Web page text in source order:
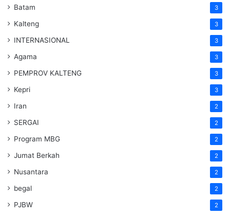
Batam 3
Kalteng 3
INTERNASIONAL 3
Agama 3
PEMPROV KALTENG 3
Kepri 3
Iran 2
SERGAI 2
Program MBG 2
Jumat Berkah 2
Nusantara 2
begal 2
PJBW 2